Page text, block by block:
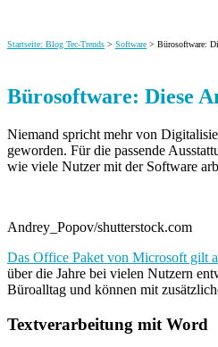
Startseite: Blog Tec-Trends > Software > Bürosoftware:
Bürosoftware: Diese
Niemand spricht mehr von
geworden. Für die passende
wie viele Nutzer mit der Software
Andrey_Popov/shutterstock.com
Das Office Paket von Microsoft gilt
über die Jahre bei vielen Nutzern
Büroalltag und können mit
Textverarbeitung mit Word